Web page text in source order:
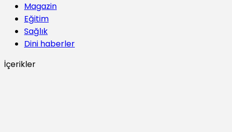
Magazin
Eğitim
Sağlık
Dini haberler
İçerikler